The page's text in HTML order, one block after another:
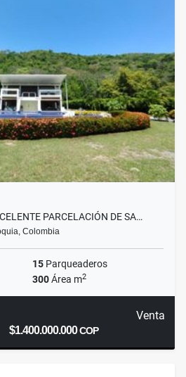
PARCELACIÓN DE SA…
Colombia
15 Parqueaderos
300Área m2
Venta
$1.400.000.000COP